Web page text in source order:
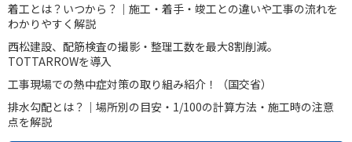
着工とは？いつから？｜施工・着手・竣工との違いや工事の流れを
わかりやすく解説
西松建設、配筋検査の撮影・整理工数を最大8割削減。
TOTTARROWを導入
工事現場での熱中症対策の取り組み紹介！（国交省）
排水勾配とは？｜場所別の目安・1/100の計算方法・施工時の注意
点を解説